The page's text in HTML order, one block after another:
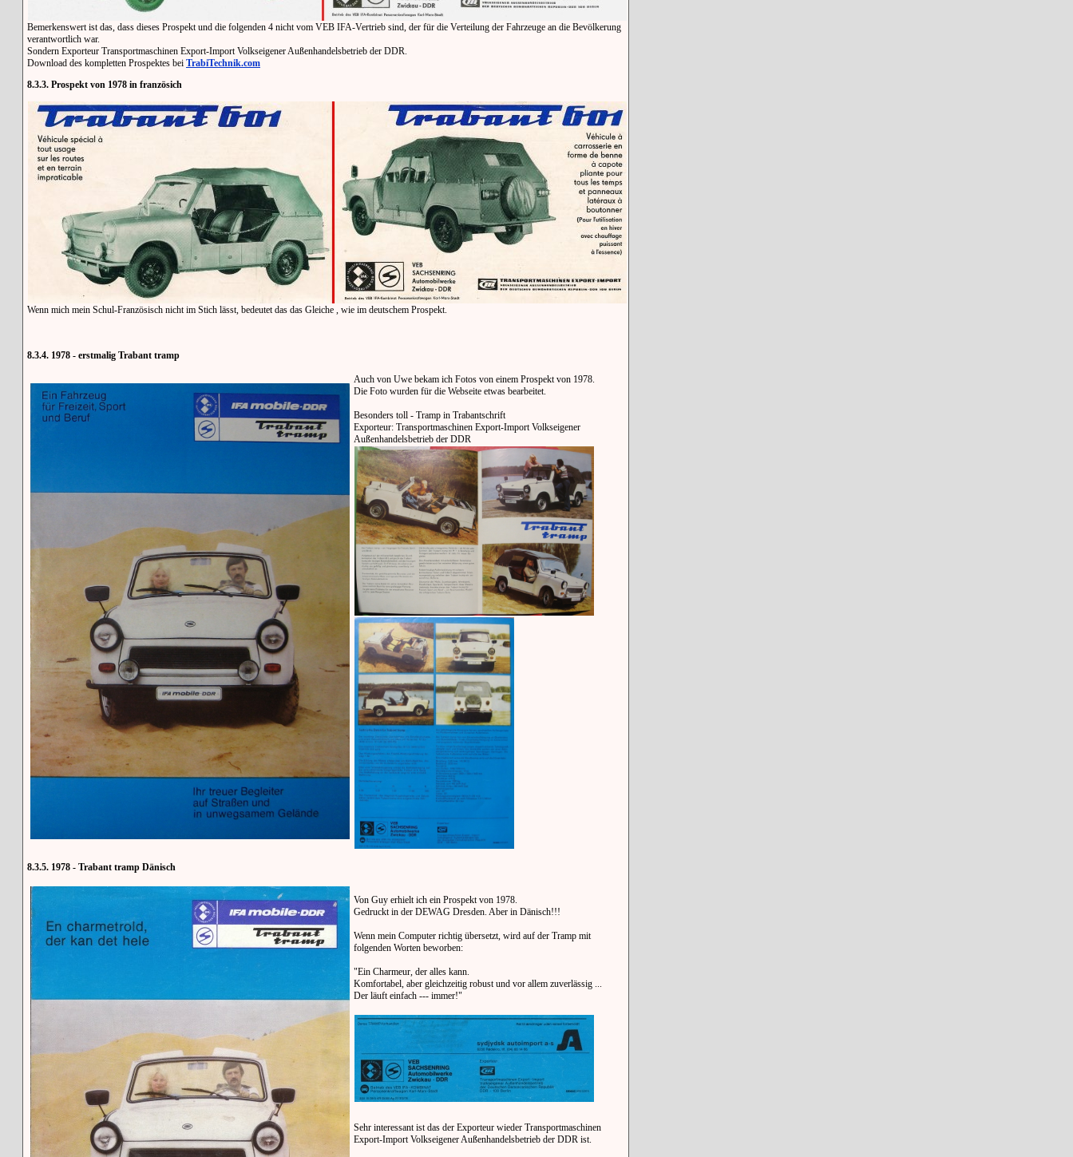
Bemerkenswert ist das, dass dieses Prospekt und die folgenden 4 nicht vom VEB IFA-Vertrieb sind, der für die Verteilung der Fahrzeuge an die Bevölkerung
verantwortlich war.
Sondern Exporteur Transportmaschinen Export-Import Volkseigener Außenhandelsbetrieb der DDR.
Download des kompletten Prospektes bei TrabiTechnik.com
8.3.3. Prospekt von 1978 in französich
Wenn mich mein Schul-Französisch nicht im Stich lässt, bedeutet das das Gleiche , wie im deutschem Prospekt.
8.3.4. 1978 - erstmalig Trabant tramp
Auch von Uwe bekam ich Fotos von einem Prospekt von 1978.
Die Foto wurden für die Webseite etwas bearbeitet.
Besonders toll - Tramp in Trabantschrift
Exporteur: Transportmaschinen Export-Import Volkseigener
Außenhandelsbetrieb der DDR
8.3.5. 1978 - Trabant tramp Dänisch
Von Guy erhielt ich ein Prospekt von 1978.
Gedruckt in der DEWAG Dresden. Aber in Dänisch!!!
Wenn mein Computer richtig übersetzt, wird auf der Tramp mit
folgenden Worten beworben:
"Ein Charmeur, der alles kann.
Komfortabel, aber gleichzeitig robust und vor allem zuverlässig ...
Der läuft einfach --- immer!"
Sehr interessant ist das der Exporteur wieder Transportmaschinen
Export-Import Volkseigener Außenhandelsbetrieb der DDR ist.